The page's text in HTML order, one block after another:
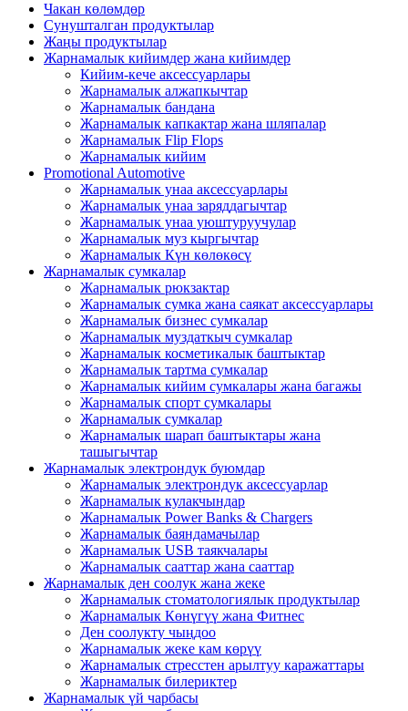
Чакан көлөмдөр
Сунушталган продуктылар
Жаңы продуктылар
Жарнамалык кийимдер жана кийимдер
Кийим-кече аксессуарлары
Жарнамалык алжапкычтар
Жарнамалык бандана
Жарнамалык капкактар ​​жана шляпалар
Жарнамалык Flip Flops
Жарнамалык кийим
Promotional Automotive
Жарнамалык унаа аксессуарлары
Жарнамалык унаа заряддагычтар
Жарнамалык унаа уюштуруучулар
Жарнамалык муз кыргычтар
Жарнамалык Күн көлөкөсү
Жарнамалык сумкалар
Жарнамалык рюкзактар
Жарнамалык сумка жана саякат аксессуарлары
Жарнамалык бизнес сумкалар
Жарнамалык муздаткыч сумкалар
Жарнамалык косметикалык баштыктар
Жарнамалык тартма сумкалар
Жарнамалык кийим сумкалары жана багажы
Жарнамалык спорт сумкалары
Жарнамалык сумкалар
Жарнамалык шарап баштыктары жана
ташыгычтар
Жарнамалык электрондук буюмдар
Жарнамалык электрондук аксессуарлар
Жарнамалык кулакчындар
Жарнамалык Power Banks & Chargers
Жарнамалык баяндамачылар
Жарнамалык USB таякчалары
Жарнамалык сааттар жана сааттар
Жарнамалык ден соолук жана жеке
Жарнамалык стоматологиялык продуктылар
Жарнамалык Көнүгүү жана Фитнес
Ден соолукту чыңдоо
Жарнамалык жеке кам көрүү
Жарнамалык стресстен арылтуу каражаттары
Жарнамалык билериктер
Жарнамалык үй чарбасы